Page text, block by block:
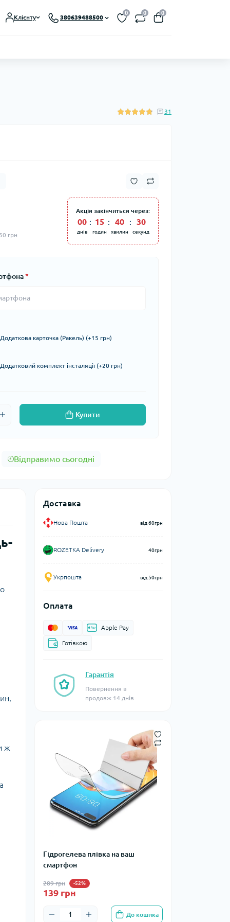
Клієнту 380639488500
0 0 0
31
грн
Акція закінчиться через:
00
днів
: 15
годин
: 40
хвилин
: 30
секунд
*
Додаткова карточка (Ракель) (+15 грн)
Додатковий комплект інсталяції (+20 грн)
Купити
Відправимо сьогодні
Доставка
Нова Пошта від 60грн
ROZETKA Delivery 40грн
Укрпошта від 50грн
Оплата
Apple Pay
Готівкою
Гарантія
Повернення в
продовж 14 днів
Гідрогелева плівка на ваш
смартфон
289 грн -52%
139 грн
До кошика
ж